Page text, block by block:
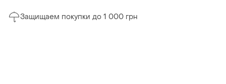
Защищаем покупки до 1 000 грн